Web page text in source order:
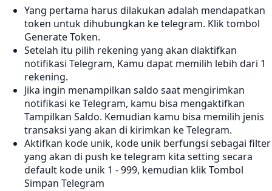
Yang pertama harus dilakukan adalah mendapatkan
token untuk dihubungkan ke telegram. Klik tombol
Generate Token.
Setelah itu pilih rekening yang akan diaktifkan
notifikasi Telegram, Kamu dapat memilih lebih dari 1
rekening.
Jika ingin menampilkan saldo saat mengirimkan
notifikasi ke Telegram, kamu bisa mengaktifkan
Tampilkan Saldo. Kemudian kamu bisa memilih jenis
transaksi yang akan di kirimkan ke Telegram.
Aktifkan kode unik, kode unik berfungsi sebagai filter
yang akan di push ke telegram kita setting secara
default kode unik 1 - 999, kemudian klik Tombol
Simpan Telegram